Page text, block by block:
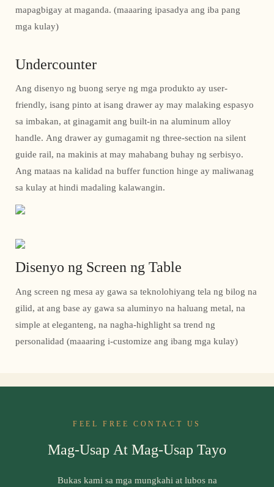
mapagbigay at maganda. (maaaring ipasadya ang iba pang
mga kulay)
Undercounter
Ang disenyo ng buong serye ng mga produkto ay user-
friendly, isang pinto at isang drawer ay may malaking espasyo
sa imbakan, at ginagamit ang built-in na aluminum alloy
handle. Ang drawer ay gumagamit ng three-section na silent
guide rail, na makinis at may mahabang buhay ng serbisyo.
Ang mataas na kalidad na buffer function hinge ay maliwanag
sa kulay at hindi madaling kalawangin.
Disenyo ng Screen ng Table
Ang screen ng mesa ay gawa sa teknolohiyang tela ng bilog na
gilid, at ang base ay gawa sa aluminyo na haluang metal, na
simple at eleganteng, na nagha-highlight sa trend ng
personalidad (maaaring i-customize ang ibang mga kulay)
FEEL FREE CONTACT US
Mag-Usap At Mag-Usap Tayo
Bukas kami sa mga mungkahi at lubos na